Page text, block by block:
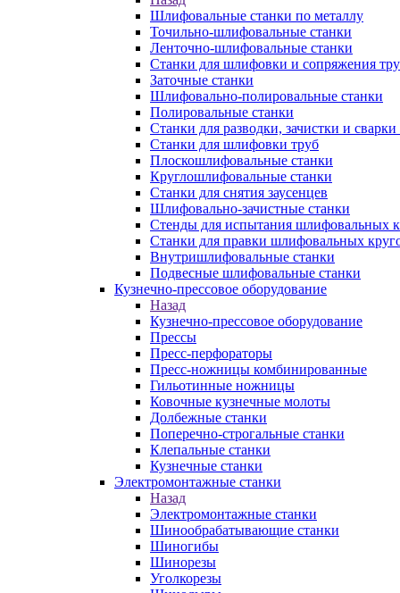
Шлифовальные станки по металлу
Точильно-шлифовальные станки
Ленточно-шлифовальные станки
Станки для шлифовки и сопряжения
Заточные станки
Шлифовально-полировальные станки
Полировальные станки
Станки для разводки, зачистки и сварки
Станки для шлифовки труб
Плоскошлифовальные станки
Круглошлифовальные станки
Станки для снятия заусенцев
Шлифовально-зачистные станки
Стенды для испытания шлифовальных
Станки для правки шлифовальных
Внутришлифовальные станки
Подвесные шлифовальные станки
Кузнечно-прессовое оборудование
Назад
Кузнечно-прессовое оборудование
Прессы
Пресс-перфораторы
Пресс-ножницы комбинированные
Гильотинные ножницы
Ковочные кузнечные молоты
Долбежные станки
Поперечно-строгальные станки
Клепальные станки
Кузнечные станки
Электромонтажные станки
Назад
Электромонтажные станки
Шинообрабатывающие станки
Шиногибы
Шинорезы
Уголкорезы